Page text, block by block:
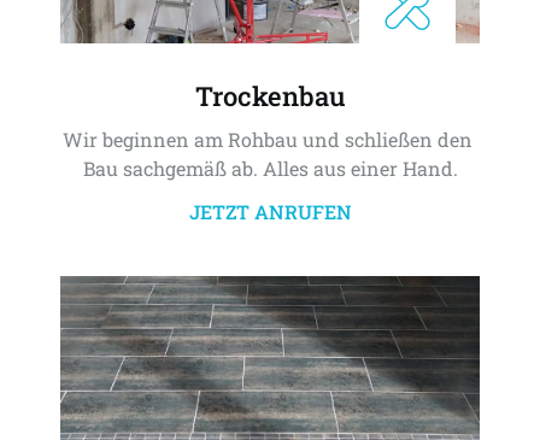
Trockenbau
Wir beginnen am Rohbau und schließen den
Bau sachgemäß ab. Alles aus einer Hand.
JETZT ANRUFEN